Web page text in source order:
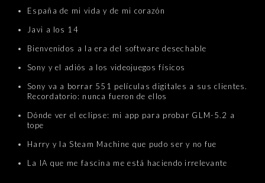
España de mi vida y de mi corazón
Javi a los 14
Bienvenidos a la era del software desechable
Sony y el adiós a los videojuegos físicos
Sony va a borrar 551 películas digitales a sus clientes.
Recordatorio: nunca fueron de ellos
Dónde ver el eclipse: mi app para probar GLM-5.2 a
tope
Harry y la Steam Machine que pudo ser y no fue
La IA que me fascina me está haciendo irrelevante